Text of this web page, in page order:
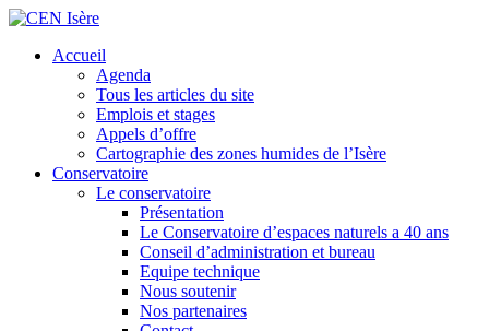
Accueil
Agenda
Tous les articles du site
Emplois et stages
Appels d’offre
Cartographie des zones humides de l’Isère
Conservatoire
Le conservatoire
Présentation
Le Conservatoire d’espaces naturels a 40 ans
Conseil d’administration et bureau
Equipe technique
Nous soutenir
Nos partenaires